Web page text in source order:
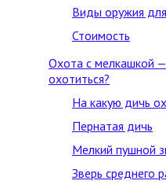
Виды оружия
Стоимость
Охота с мелкашкой
охотиться?
На какую дичь
Пернатая дичь
Мелкий пушной
Зверь среднего